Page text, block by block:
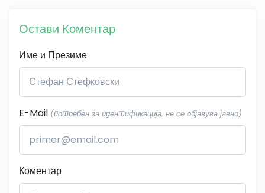
Остави Коментар
Име и Презиме
E-Mail (потребен за идентификација, не се објавува јавно)
Коментар